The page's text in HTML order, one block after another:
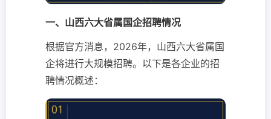
一、山西六大省属国企招聘情况
根据官方消息，2026年，山西六大省属国
企将进行大规模招聘。以下是各企业的招
聘情况概述：